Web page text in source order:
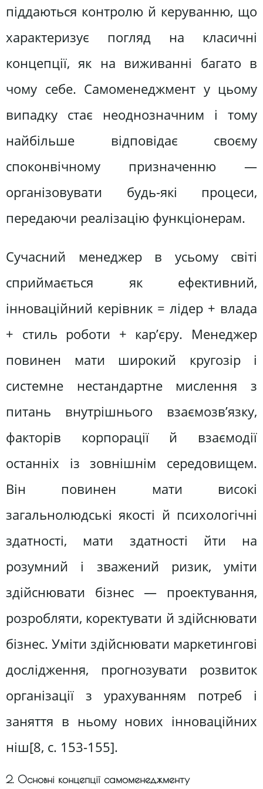
піддаються контролю й керуванню, що
характеризує погляд на класичні
концепції, як на виживанні багато в
чому себе. Самоменеджмент у цьому
випадку стає неоднозначним і тому
найбільше відповідає своєму
споконвічному призначенню —
організовувати будь-які процеси,
передаючи реалізацію функціонерам.
Сучасний менеджер в усьому світі
сприймається як ефективний,
інноваційний керівник = лідер + влада
+ стиль роботи + кар’єру. Менеджер
повинен мати широкий кругозір і
системне нестандартне мислення з
питань внутрішнього взаємозв’язку,
факторів корпорації й взаємодії
останніх із зовнішнім середовищем.
Він повинен мати високі
загальнолюдські якості й психологічні
здатності, мати здатності йти на
розумний і зважений ризик, уміти
здійснювати бізнес — проектування,
розробляти, коректувати й здійснювати
бізнес. Уміти здійснювати маркетингові
дослідження, прогнозувати розвиток
організації з урахуванням потреб і
заняття в ньому нових інноваційних
ніш[8, c. 153-155].
2. Основні концепції самоменеджменту